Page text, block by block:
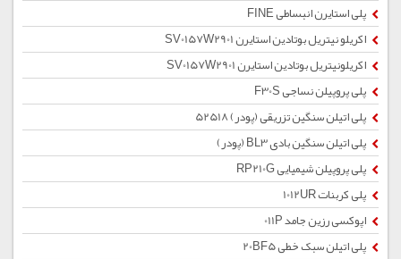
پلی استایرن انبساطی FINE
اکریلو نیتریل بوتادین استایرن SV0157W2901
اکریلونیتریل بوتادین استایرن SV0157W2901
پلی پروپیلن نساجی F30S
پلی اتیلن سنگین تزریقی (پودر) 52518
پلی اتیلن سنگین بادی BL3 (پودر)
پلی پروپیلن شیمیایی RP210G
پلی کربنات 1012UR
اپوکسی رزین جامد 011P
پلی اتیلن سبک خطی 20BF5